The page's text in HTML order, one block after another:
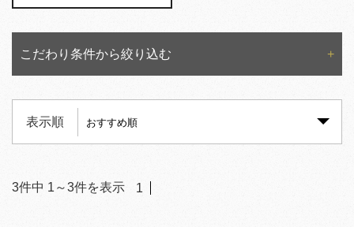
こだわり条件から絞り込む
表示順
3件中 1 ～3件を表示 1